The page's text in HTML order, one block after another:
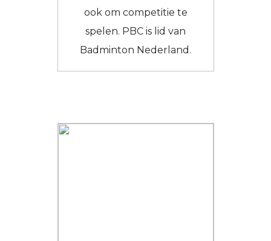
ook om competitie te
spelen. PBC is lid van
Badminton Nederland.